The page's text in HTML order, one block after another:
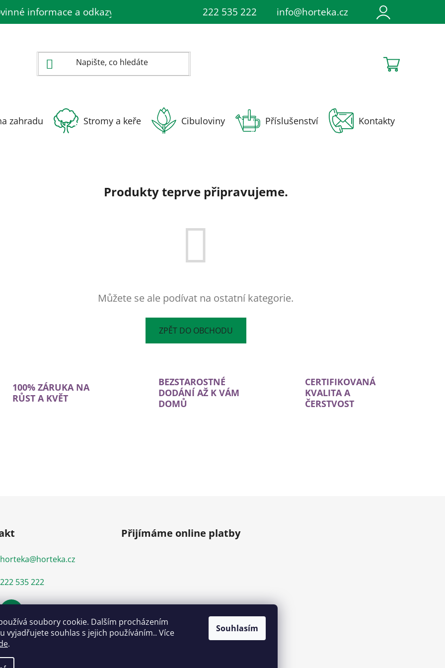
soubory cookie. Dalším procházením
vyjadřujete souhlas s jejich používáním.. Více
.
Souhlasím
informace a odkazy ÚKZÚZ Rady a inspirace Napište nám Soutěže
222 535 222 info@horteka.cz
NÁKUPNÍ
zahradu Stromy a keře Cibuloviny Příslušenství Kontakty
Produkty teprve připravujeme.
Můžete se ale podívat na ostatní kategorie.
ZPĚT DO OBCHODU
100% ZÁRUKA NA
RŮST A KVĚT
BEZSTAROSTNÉ
DODÁNÍ AŽ K VÁM
DOMŮ
CERTIFIKOVANÁ
KVALITA A
ČERSTVOST
horteka@horteka.cz
222 535 222
Přijímáme online platby